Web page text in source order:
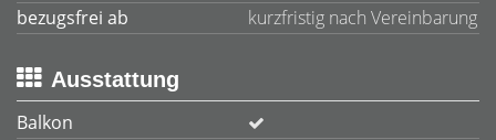
bezugsfrei ab
kurzfristig nach Vereinbarung
Ausstattung
Balkon